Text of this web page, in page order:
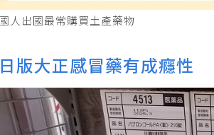
國人出國最常購買土產藥物
日版大正感冒藥有成癮性